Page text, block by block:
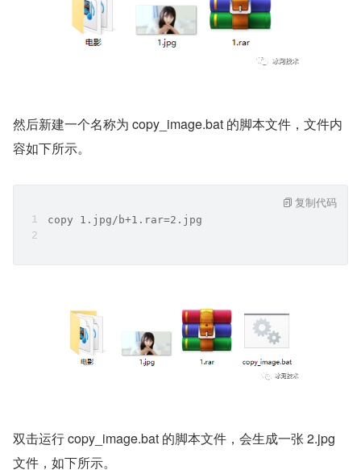
然后新建一个名称为 copy_image.bat 的脚本文件，文件内
容如下所示。
copy 1.jpg/b+1.rar=2.jpg
复制代码
双击运行 copy_image.bat 的脚本文件，会生成一张 2.jpg
文件，如下所示。